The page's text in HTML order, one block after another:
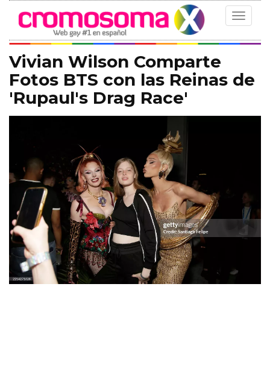
Toggle
Vivian Wilson Comparte
Fotos BTS con las Reinas de
'Rupaul's Drag Race'